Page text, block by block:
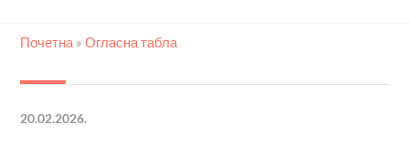
Почетна »Огласна табла
20.02.2026.